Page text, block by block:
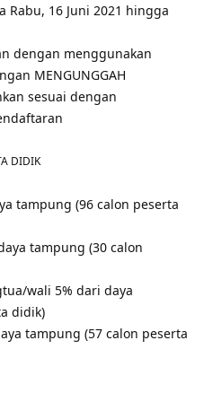
Rabu, 16 Juni 2021 hingga
dengan menggunakan
MENGUNGGAH
sesuai dengan
DIDIK
tampung (96 calon peserta
tampung (30 calon
wali 5% dari daya
didik)
tampung (57 calon peserta